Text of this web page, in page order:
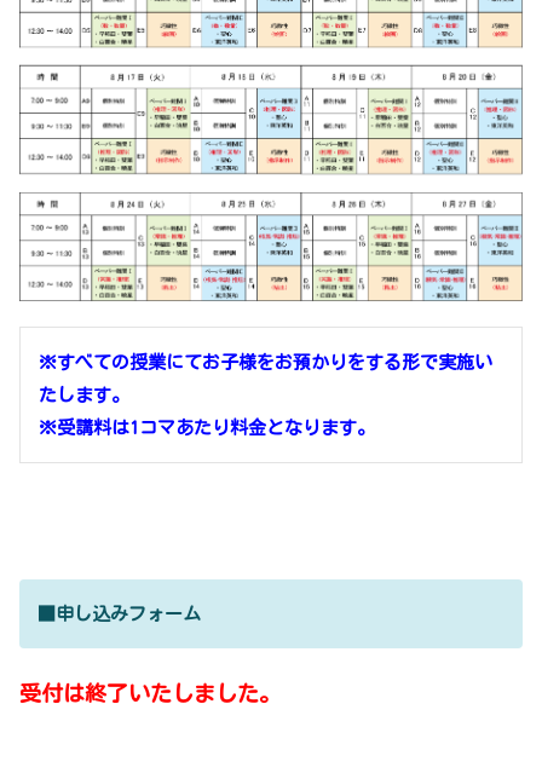
※すべての授業にてお子様をお預かりをする形で実施い
たします。
※受講料は1コマあたり料金となります。
■申し込みフォーム
受付は終了いたしました。